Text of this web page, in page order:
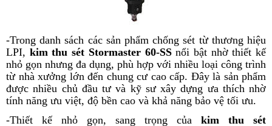
-Trong danh sách các sản phẩm chống sét từ thương hiệu
LPI, kim thu sét Stormaster 60-SSnổi bật nhờ thiết kế
nhỏ gọn nhưng đa dụng, phù hợp với nhiều loại công trình
từ nhà xưởng lớn đến chung cư cao cấp. Đây là sản phẩm
được nhiều chủ đầu tư và kỹ sư xây dựng ưa thích nhờ
tính năng ưu việt, độ bền cao và khả năng bảo vệ tối ưu.
-Thiết kế nhỏ gọn, sang trọng của kim thu sét